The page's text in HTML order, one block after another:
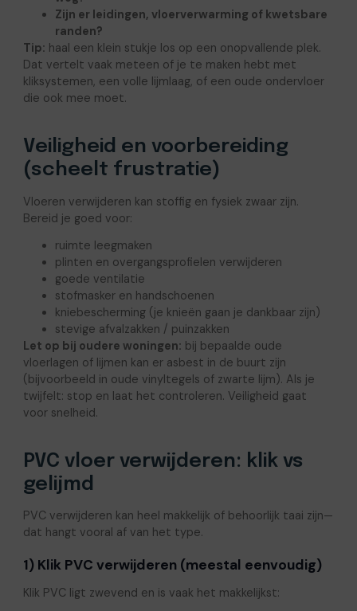
Zijn er leidingen, vloerverwarming of kwetsbare
randen?
Tip: haal een klein stukje los op een onopvallende plek.
Dat vertelt vaak meteen of je te maken hebt met
kliksystemen, een volle lijmlaag, of een oude ondervloer
die ook mee moet.
Veiligheid en voorbereiding
(scheelt frustratie)
Vloeren verwijderen kan stoffig en fysiek zwaar zijn.
Bereid je goed voor:
ruimte leegmaken
plinten en overgangsprofielen verwijderen
goede ventilatie
stofmasker en handschoenen
kniebescherming (je knieën gaan je dankbaar zijn)
stevige afvalzakken / puinzakken
Let op bij oudere woningen: bij bepaalde oude
vloerlagen of lijmen kan er asbest in de buurt zijn
(bijvoorbeeld in oude vinyltegels of zwarte lijm). Als je
twijfelt: stop en laat het controleren. Veiligheid gaat
voor snelheid.
PVC vloer verwijderen: klik vs
gelijmd
PVC verwijderen kan heel makkelijk of behoorlijk taai zijn—
dat hangt vooral af van het type.
1) Klik PVC verwijderen (meestal eenvoudig)
Klik PVC ligt zwevend en is vaak het makkelijkst: